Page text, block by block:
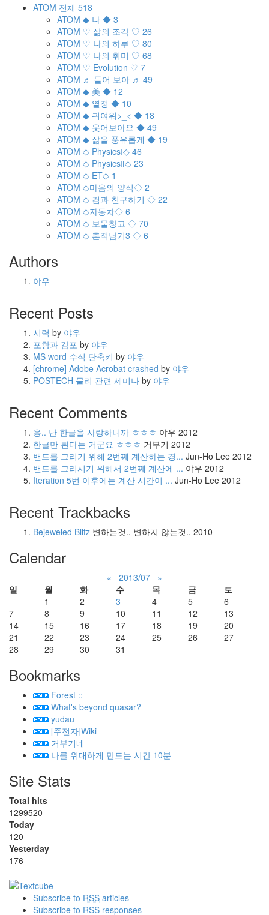
ATOM 전체 518
ATOM ◆ 나 ◆ 3
ATOM ♡ 삶의 조각 ♡ 26
ATOM ♡ 나의 하루 ♡ 80
ATOM ♡ 나의 취미 ♡ 68
ATOM ♡ Evolution ♡ 7
ATOM ♬ 들어 보아 ♬ 49
ATOM ◆ 美 ◆ 12
ATOM ◆ 열정 ◆ 10
ATOM ◆ 귀여워>_< ◆ 18
ATOM ◆ 웃어보아요 ◆ 49
ATOM ◆ 삶을 풍유롭게 ◆ 19
ATOM ◇ PhysicsⅠ◇ 46
ATOM ◇ PhysicsⅡ◇ 23
ATOM ◇ ET◇ 1
ATOM ◇마음의 양식◇ 2
ATOM ◇ 컴과 친구하기 ◇ 22
ATOM ◇자동차◇ 6
ATOM ◇ 보물창고 ◇ 70
ATOM ◇ 흔적남기3 ◇ 6
Authors
야우
Recent Posts
시력 by 야우
포항과 감포 by 야우
MS word 수식 단축키 by 야우
[chrome] Adobe Acrobat crashed by 야우
POSTECH 물리 관련 세미나 by 야우
Recent Comments
응.. 난 한글을 사랑하니까 ㅎㅎㅎ 야우 2012
한글만 된다는 거군요 ㅎㅎㅎ 거부기 2012
밴드를 그리기 위해 2번째 계산하는 경... Jun-Ho Lee 2012
밴드를 그리시기 위해서 2번째 계산에 ... 야우 2012
Iteration 5번 이후에는 계산 시간이 ... Jun-Ho Lee 2012
Recent Trackbacks
Bejeweled Blitz 변하는것.. 변하지 않는것.. 2010
Calendar
« 2013/07
»
일
월 화 수 목 금
토
1
2 3 4 5
6
7
8 9 10 11 12
13
14
15 16 17 18 19
20
21
22 23 24 25 26
27
28
29 30 31
Bookmarks
Forest ::
What's beyond quasar?
yudau
[주전자]Wiki
거부기네
나를 위대하게 만드는 시간 10분
Site Stats
Total hits
1299520
Today
120
Yesterday
176
Subscribe to RSS articles
Subscribe to RSS responses